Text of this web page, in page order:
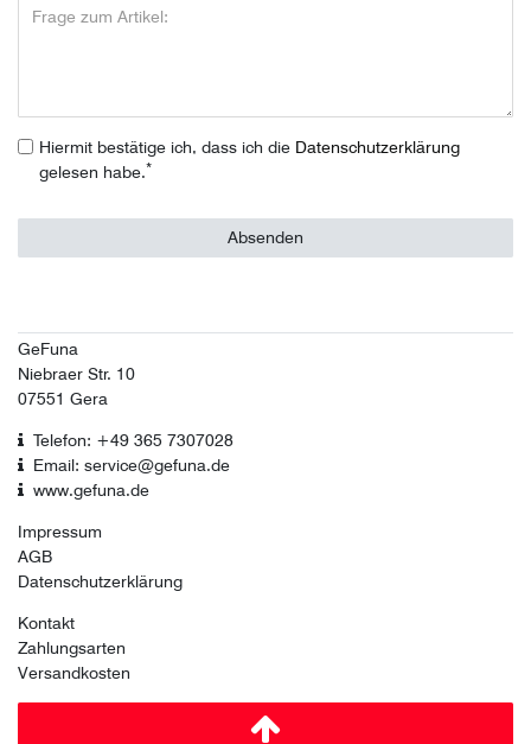
Hiermit bestätige ich, dass ich die Daten­schutz­erklärung
gelesen habe.*
Absenden
GeFuna
Niebraer Str. 10
07551 Gera
Telefon: +49 365 7307028
Email: service@gefuna.de
www.gefuna.de
Impressum
AGB
Datenschutzerklärung
Kontakt
Zahlungsarten
Versandkosten